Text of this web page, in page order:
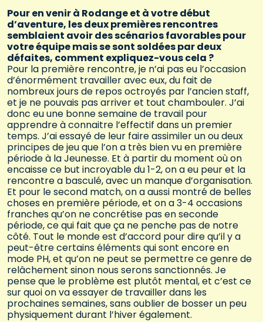
Pour en venir à Rodange et à votre début
d’aventure, les deux premières rencontres
semblaient avoir des scénarios favorables pour
votre équipe mais se sont soldées par deux
défaites, comment expliquez-vous cela ?
Pour la première rencontre, je n’ai pas eu l’occasion
d’énormément travailler avec eux, du fait de
nombreux jours de repos octroyés par l’ancien staff,
et je ne pouvais pas arriver et tout chambouler. J’ai
donc eu une bonne semaine de travail pour
apprendre à connaitre l’effectif dans un premier
temps. J’ai essayé de leur faire assimiler un ou deux
principes de jeu que l’on a très bien vu en première
période à la Jeunesse. Et à partir du moment où on
encaisse ce but incroyable du 1-2, on a eu peur et la
rencontre a basculé, avec un manque d’organisation.
Et pour le second match, on a aussi montré de belles
choses en première période, et on a 3-4 occasions
franches qu’on ne concrétise pas en seconde
période, ce qui fait que ça ne penche pas de notre
côté. Tout le monde est d’accord pour dire qu’il y a
peut-être certains éléments qui sont encore en
mode PH, et qu’on ne peut se permettre ce genre de
relâchement sinon nous serons sanctionnés. Je
pense que le problème est plutôt mental, et c’est ce
sur quoi on va essayer de travailler dans les
prochaines semaines, sans oublier de bosser un peu
physiquement durant l’hiver également.